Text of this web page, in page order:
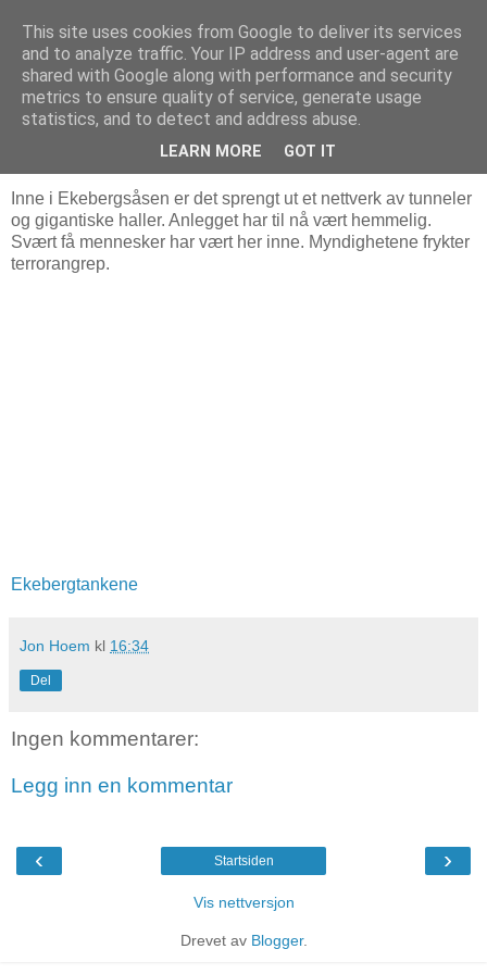
Arkitektur & Miljøteknologi
06 desember 2014
Ekebergtankene
Inne i Ekebergsåsen er det sprengt ut et nettverk av tunneler
og gigantiske haller. Anlegget har til nå vært hemmelig.
Svært få mennesker har vært her inne. Myndighetene frykter
terrorangrep.
Ekebergtankene
Jon Hoem kl 16:34
Del
Ingen kommentarer:
Legg inn en kommentar
‹ ›
Startsiden
Vis nettversjon
Drevet av Blogger.
This site uses cookies from Google to deliver its services
and to analyze traffic. Your IP address and user-agent are
shared with Google along with performance and security
metrics to ensure quality of service, generate usage
statistics, and to detect and address abuse.
LEARN MORE GOT IT